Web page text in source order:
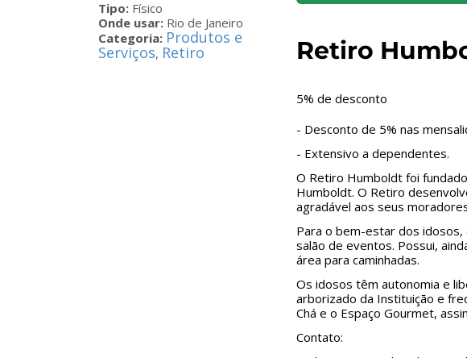
Tipo: Físico
Onde usar: Rio de Janeiro
Categoria: Produtos e
Serviços, Retiro Retiro
5% de desconto
- Desconto de 5% nas
- Extensivo a dependentes.
O Retiro Humboldt foi
Humboldt. O Retiro
agradável aos seus
Para o bem-estar dos
salão de eventos. Possui,
área para caminhadas.
Os idosos têm autonomia e
arborizado da Instituição e
Chá e o Espaço Gourmet,
Contato: